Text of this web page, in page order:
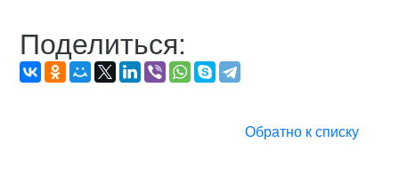
Поделиться:
Обратно к списку